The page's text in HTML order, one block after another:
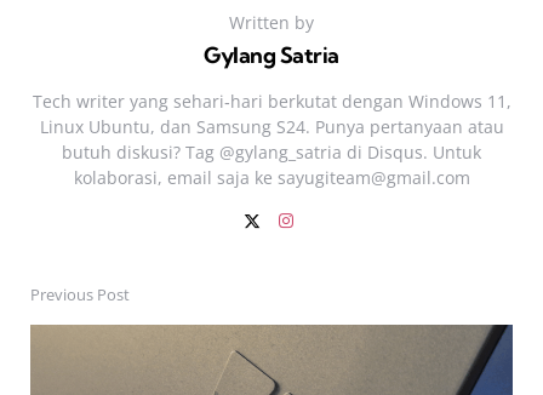
Written by
Gylang Satria
Tech writer yang sehari‑hari berkutat dengan Windows 11,
Linux Ubuntu, dan Samsung S24. Punya pertanyaan atau
butuh diskusi? Tag @gylang_satria di Disqus. Untuk
kolaborasi, email saja ke sayugiteam@gmail.com
Post
navigation
Previous Post